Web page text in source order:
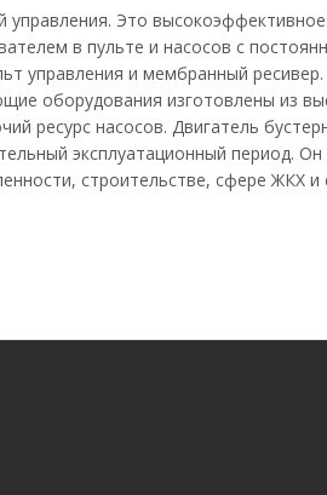
Это
в пульте и насосов с
управления и мембранный
оборудования изготовлены из
ресурс насосов. Двигатель
эксплуатационный период.
строительстве, сфере ЖКХ и